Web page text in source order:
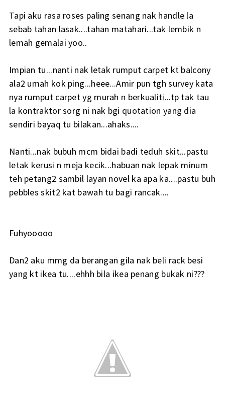
Tapi aku rasa roses paling senang nak handle la
sebab tahan lasak....tahan matahari...tak lembik n
lemah gemalai yoo..
Impian tu...nanti nak letak rumput carpet kt balcony
ala2 umah kok ping...heee...Amir pun tgh survey kata
nya rumput carpet yg murah n berkualiti...tp tak tau
la kontraktor sorg ni nak bgi quotation yang dia
sendiri bayaq tu bilakan...ahaks....
Nanti...nak bubuh mcm bidai badi teduh skit...pastu
letak kerusi n meja kecik...habuan nak lepak minum
teh petang2 sambil layan novel ka apa ka....pastu buh
pebbles skit2 kat bawah tu bagi rancak....
Fuhyooooo
Dan2 aku mmg da berangan gila nak beli rack besi
yang kt ikea tu....ehhh bila ikea penang bukak ni???